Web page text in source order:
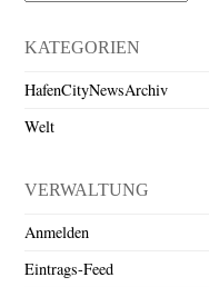
KATEGORIEN
HafenCityNewsArchiv
Welt
VERWALTUNG
Anmelden
Eintrags-Feed